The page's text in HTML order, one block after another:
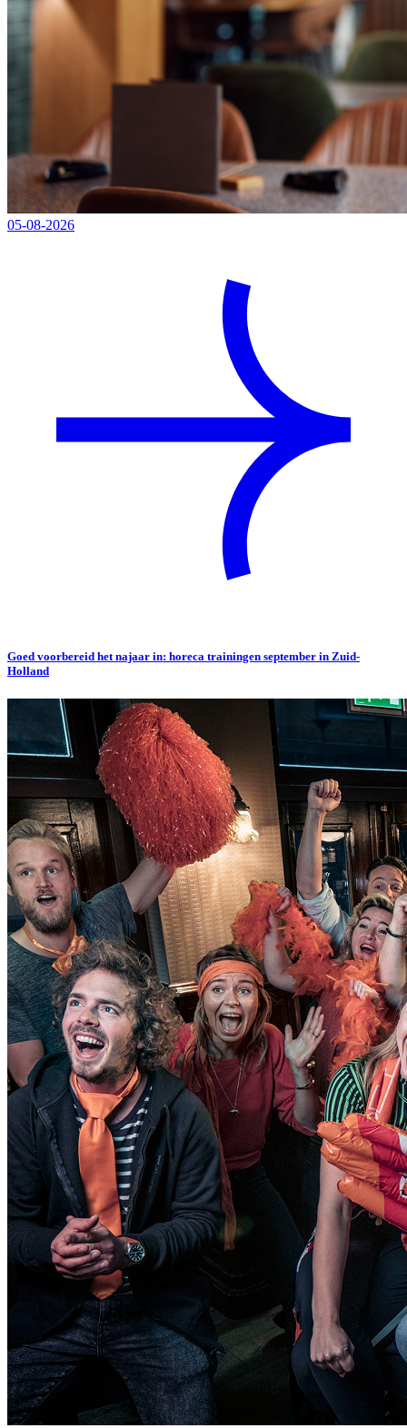
05-08-2026
Goed voorbereid het najaar in: horeca trainingen september in Zuid-
Holland